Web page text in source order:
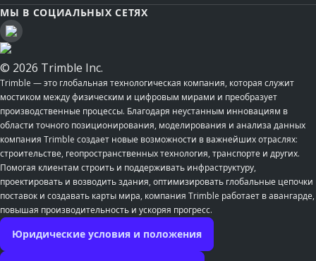
МЫ В СОЦИАЛЬНЫХ СЕТЯХ
© 2026 Trimble Inc.
Trimble — это глобальная технологическая компания, которая служит
мостиком между физическим и цифровым мирами и преобразует
производственные процессы. Благодаря неустанным инновациям в
области точного позиционирования, моделирования и анализа данных
компания Trimble создает новые возможности в важнейших отраслях:
строительстве, геопространственных технология, транспорте и других.
Помогая клиентам строить и поддерживать инфраструктуру,
проектировать и возводить здания, оптимизировать глобальные цепочки
поставок и создавать карты мира, компания Trimble работает в авангарде,
повышая производительность и ускоряя прогресс.
Юридические условия и положения